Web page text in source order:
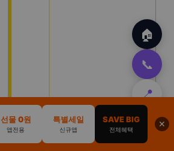
🏠
📞
📍
선물 0원
앱전용
특별세일
신규앱
SAVE BIG
전체혜택
✕